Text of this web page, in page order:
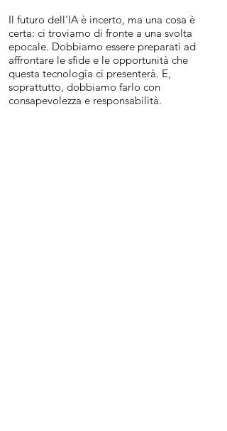
Il futuro dell'IA è incerto, ma una cosa è
certa: ci troviamo di fronte a una svolta
epocale. Dobbiamo essere preparati ad
affrontare le sfide e le opportunità che
questa tecnologia ci presenterà. E,
soprattutto, dobbiamo farlo con
consapevolezza e responsabilità.